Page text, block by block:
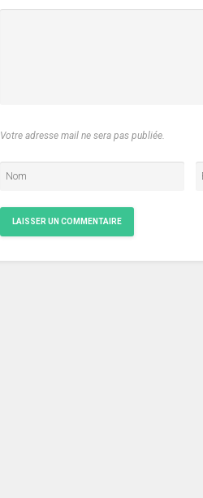
Votre adresse mail ne sera pas publiée.